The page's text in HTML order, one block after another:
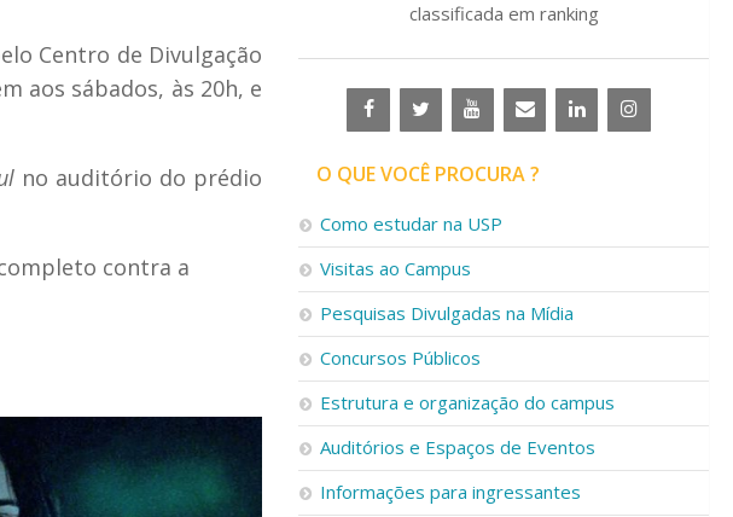
Centro de Divulgação
aos sábados, às 20h, e
no auditório do prédio
contra a
classificada em ranking
O QUE VOCÊ PROCURA ?
Como estudar na USP
Visitas ao Campus
Pesquisas Divulgadas na Mídia
Concursos Públicos
Estrutura e organização do campus
Auditórios e Espaços de Eventos
Informações para ingressantes